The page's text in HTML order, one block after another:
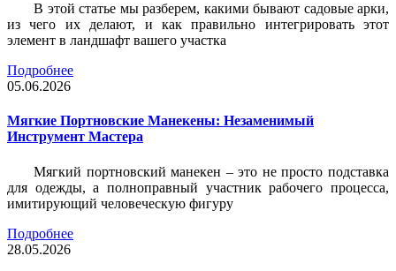
В этой статье мы разберем, какими бывают садовые арки,
из чего их делают, и как правильно интегрировать этот
элемент в ландшафт вашего участка
Подробнее
05.06.2026
Мягкие Портновские Манекены: Незаменимый
Инструмент Мастера
Мягкий портновский манекен – это не просто подставка
для одежды, а полноправный участник рабочего процесса,
имитирующий человеческую фигуру
Подробнее
28.05.2026